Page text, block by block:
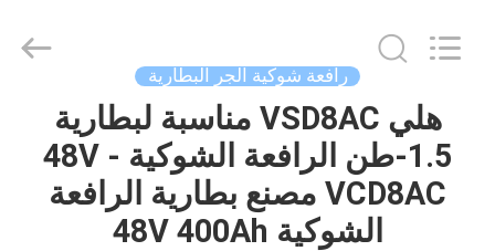
منزل
المنتجات
AUTOPARTS
CO.,LIMITED.
رافعة شوكية الجر البطارية
هلي VSD8AC مناسبة لبطارية
1.5-طن الرافعة الشوكية 48V -
VCD8AC مصنع بطارية الرافعة
الشوكية 48V 400Ah